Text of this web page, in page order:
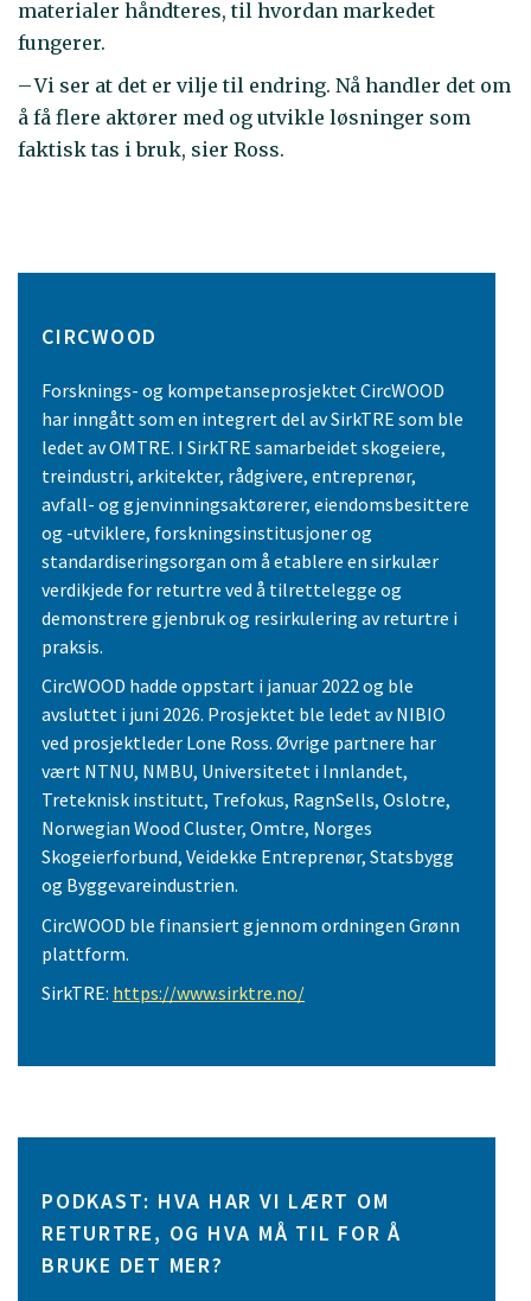
materialer håndteres, til hvordan markedet
fungerer.
– Vi ser at det er vilje til endring. Nå handler det om
å få flere aktører med og utvikle løsninger som
faktisk tas i bruk, sier Ross.
CIRCWOOD
Forsknings- og kompetanseprosjektet CircWOOD
har inngått som en integrert del av SirkTRE som ble
ledet av OMTRE. I SirkTRE samarbeidet skogeiere,
treindustri, arkitekter, rådgivere, entreprenør,
avfall- og gjenvinningsaktørerer, eiendomsbesittere
og -utviklere, forskningsinstitusjoner og
standardiseringsorgan om å etablere en sirkulær
verdikjede for returtre ved å tilrettelegge og
demonstrere gjenbruk og resirkulering av returtre i
praksis.
CircWOOD hadde oppstart i januar 2022 og ble
avsluttet i juni 2026. Prosjektet ble ledet av NIBIO
ved prosjektleder Lone Ross. Øvrige partnere har
vært NTNU, NMBU, Universitetet i Innlandet,
Treteknisk institutt, Trefokus, RagnSells, Oslotre,
Norwegian Wood Cluster, Omtre, Norges
Skogeierforbund, Veidekke Entreprenør, Statsbygg
og Byggevareindustrien.
CircWOOD ble finansiert gjennom ordningen Grønn
plattform.
SirkTRE: https://www.sirktre.no/
PODKAST: HVA HAR VI LÆRT OM
RETURTRE, OG HVA MÅ TIL FOR Å
BRUKE DET MER?